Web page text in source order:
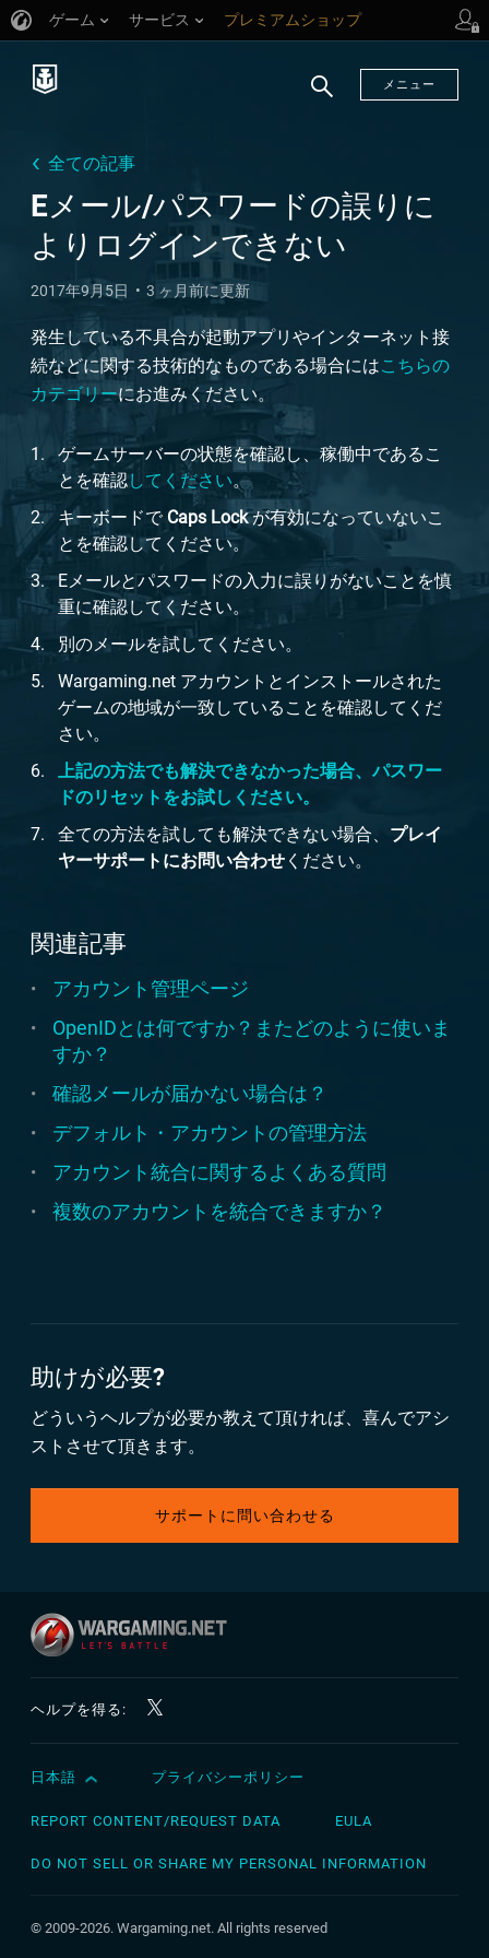
ゲーム サービス プレミアムショップ
メニュー
全ての記事
Eメール/パスワードの誤りに
よりログインできない
2017年9月5日 3 ヶ月前に更新
発生している不具合が起動アプリやインターネット接
続などに関する技術的なものである場合にはこちらの
カテゴリーにお進みください。
ゲームサーバーの状態を確認し、稼働中であるこ
とを確認してください。
キーボードで Caps Lockが有効になっていないこ
とを確認してください。
Eメールとパスワードの入力に誤りがないことを慎
重に確認してください。
別のメールを試してください。
Wargaming.net アカウントとインストールされた
ゲームの地域が一致していることを確認してくだ
さい。
上記の方法でも解決できなかった場合、パスワー
ドのリセットをお試しください。
全ての方法を試しても解決できない場合、 プレイ
ヤーサポートにお問い合わせ ください。
関連記事
アカウント管理ページ
OpenIDとは何ですか？またどのように使いま
すか？
確認メールが届かない場合は？
デフォルト・アカウントの管理方法
アカウント統合に関するよくある質問
複数のアカウントを統合できますか？
助けが必要?
どういうヘルプが必要か教えて頂ければ、喜んでアシ
ストさせて頂きます。
サポートに問い合わせる
ヘルプを得る:
English
Čeština
Español (México)
日本語 プライバシーポリシー
REPORT CONTENT/REQUEST DATA EULA
DO NOT SELL OR SHARE MY PERSONAL INFORMATION
© 2009-2026. Wargaming.net. All rights reserved